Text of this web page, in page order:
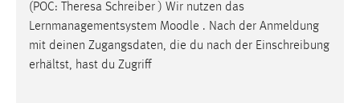
(POC: Theresa Schreiber ) Wir nutzen das
Lernmanagementsystem Moodle . Nach der Anmeldung
mit deinen Zugangsdaten, die du nach der Einschreibung
erhältst, hast du Zugriff